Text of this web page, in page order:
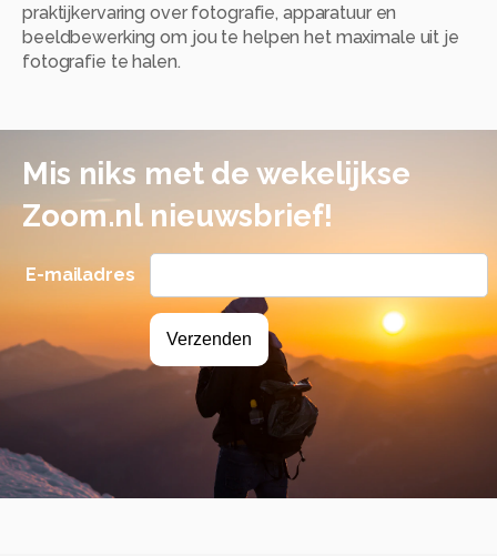
praktijkervaring over fotografie, apparatuur en
beeldbewerking om jou te helpen het maximale uit je
fotografie te halen.
Mis niks met de wekelijkse
Zoom.nl nieuwsbrief!
E-mailadres